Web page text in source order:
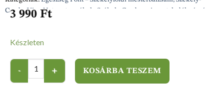
Csuda, Viva-Natura termékek
Székely Csuda – viszonteladók részére
3 990 Ft
Készleten
KOSÁRBA TESZEM